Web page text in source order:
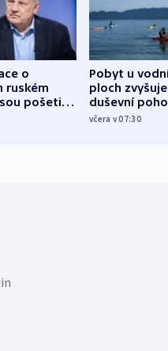
o
ruském
pošetilé,
Pobyt u
ploch zvyšuje
duševní
ukázala
včera v 07:30